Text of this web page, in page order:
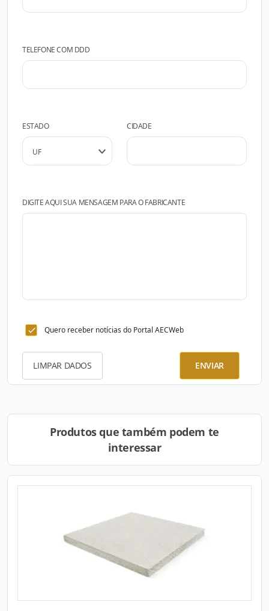
TELEFONE COM DDD
ESTADO CIDADE
DIGITE AQUI SUA MENSAGEM PARA O FABRICANTE
Quero receber notícias do Portal AECWeb
LIMPAR DADOS ENVIAR
Produtos que também podem te
interessar